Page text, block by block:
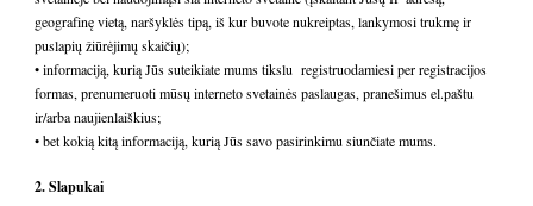
geografinę vietą, naršyklės tipą, iš kur buvote nukreiptas, lankymosi trukmę ir
puslapių žiūrėjimų skaičių);
• informaciją, kurią Jūs suteikiate mums tikslu registruodamiesi per registracijos
formas, prenumeruoti mūsų interneto svetainės paslaugas, pranešimus el.paštu
ir/arba naujienlaiškius;
• bet kokią kitą informaciją, kurią Jūs savo pasirinkimu siunčiate mums.
2. Slapukai